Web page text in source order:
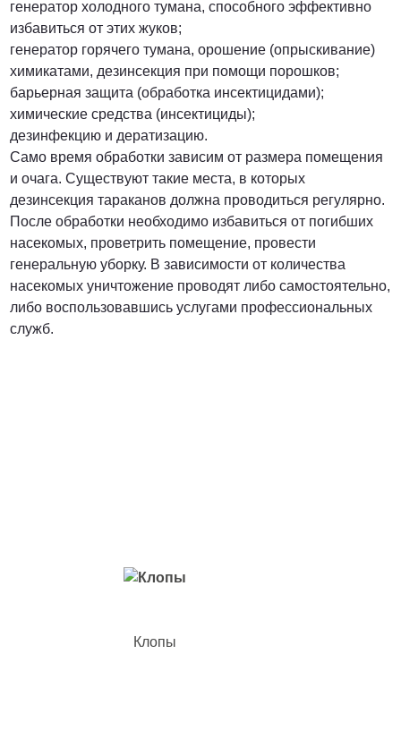
генератор холодного тумана, способного эффективно
избавиться от этих жуков;
генератор горячего тумана, орошение (опрыскивание)
химикатами, дезинсекция при помощи порошков;
барьерная защита (обработка инсектицидами);
химические средства (инсектициды);
дезинфекцию и дератизацию.
Само время обработки зависим от размера помещения
и очага. Существуют такие места, в которых
дезинсекция тараканов должна проводиться регулярно.
После обработки необходимо избавиться от погибших
насекомых, проветрить помещение, провести
генеральную уборку. В зависимости от количества
насекомых уничтожение проводят либо самостоятельно,
либо воспользовавшись услугами профессиональных
служб.
Клопы